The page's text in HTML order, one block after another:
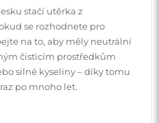
dveří. Za příplatek 40€
dovnitř, která umožňuje
domu (pro rozměry do
cm). U větších produktů
např. otevření dveří.
nezaplatíte při objednávce,